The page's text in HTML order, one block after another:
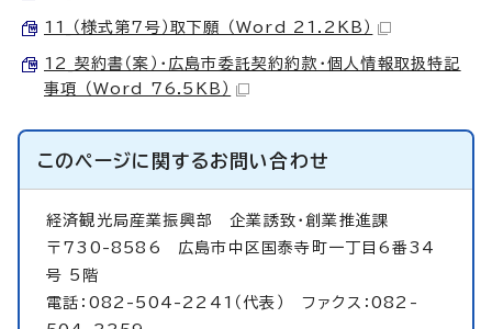
11_（様式第7号）取下願 （Word 21.2KB）
12_契約書（案）・広島市委託契約約款・個人情報取扱特記
事項 （Word 76.5KB）
このページに関するお問い合わせ
経済観光局産業振興部企業誘致・創業推進課
〒730-8586 広島市中区国泰寺町一丁目6番34
号 5階
電話：082-504-2241（代表） ファクス：082-